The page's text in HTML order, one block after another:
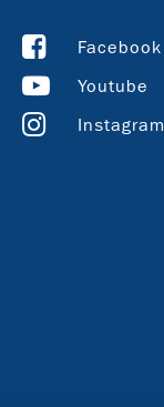
Facebook
Youtube
Instagram